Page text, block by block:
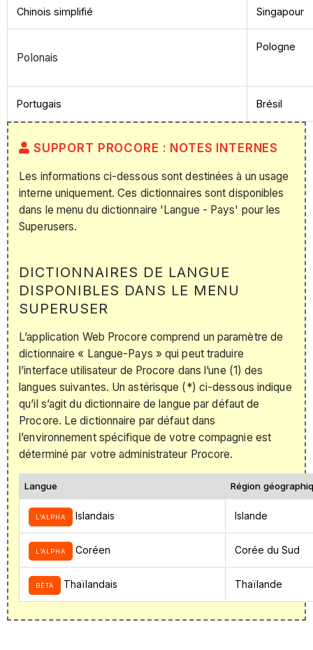
Chinois simplifié Singapour
Polonais
Pologne
Portugais Brésil
SUPPORT PROCORE : NOTES INTERNES
Les informations ci-dessous sont destinées à un usage
interne uniquement. Ces dictionnaires sont disponibles
dans le menu du dictionnaire 'Langue - Pays' pour les
Superusers.
DICTIONNAIRES DE LANGUE
DISPONIBLES DANS LE MENU
SUPERUSER
L’application Web Procore comprend un paramètre de
dictionnaire « Langue-Pays » qui peut traduire
l’interface utilisateur de Procore dans l’une (1) des
langues suivantes. Un astérisque (*) ci-dessous indique
qu’il s’agit du dictionnaire de langue par défaut de
Procore. Le dictionnaire par défaut dans
l’environnement spécifique de votre compagnie est
déterminé par votre administrateur Procore.
Langue Région
L’ALPHA Islandais Islande
L’ALPHA Coréen Corée du Sud
BÊTA Thaïlandais Thaïlande